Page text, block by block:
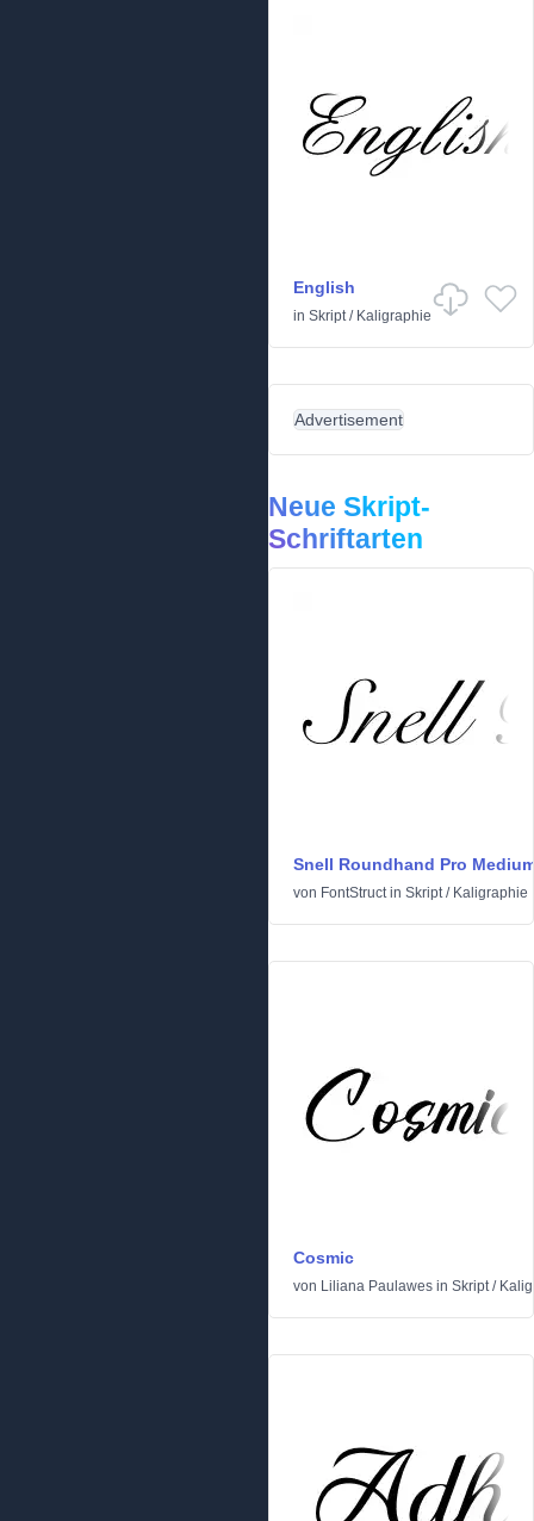
English
in Skript/ Kaligraphie
Advertisement
Neue Skript-
Schriftarten
Snell Roundhand Pro
von FontStructin Skript/ Kaligraphie
Cosmic
von Liliana Paulawes in Skript/